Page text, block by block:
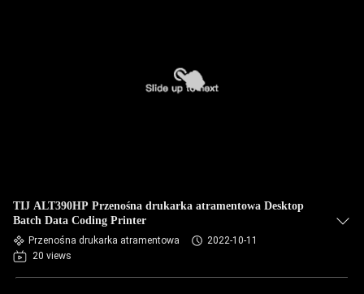
TIJ ALT390HP Przenośna drukarka atramentowa Desktop
Batch Data Coding Printer
Przenośna drukarka atramentowa
2022-10-11
20 views